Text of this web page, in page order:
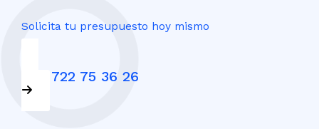
Solicita tu presupuesto hoy mismo
+34 722 75 36 26